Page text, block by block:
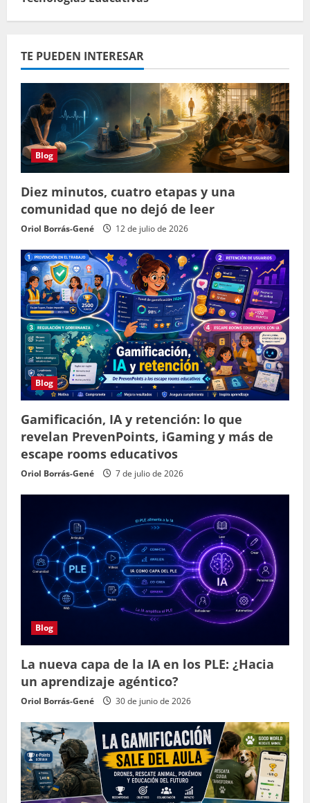
TE PUEDEN INTERESAR
Blog
Diez minutos, cuatro etapas y una
comunidad que no dejó de leer
Oriol Borrás-Gené 12 de julio de 2026
Blog
Gamificación, IA y retención: lo que
revelan PrevenPoints, iGaming y más de
escape rooms educativos
Oriol Borrás-Gené 7 de julio de 2026
Blog
La nueva capa de la IA en los PLE: ¿Hacia
un aprendizaje agéntico?
Oriol Borrás-Gené 30 de junio de 2026